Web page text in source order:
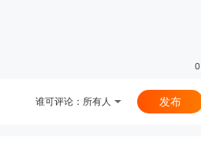
0
谁可评论： 所有人 发布